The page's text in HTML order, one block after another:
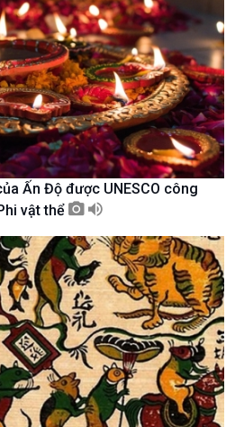
Vấn đề quốc tế
Hồ sơ sự kiện quốc tế
Thế giới & Việt Nam
Biên cương - Một dải vững
bền
Ấn Độ được UNESCO công
vật thể